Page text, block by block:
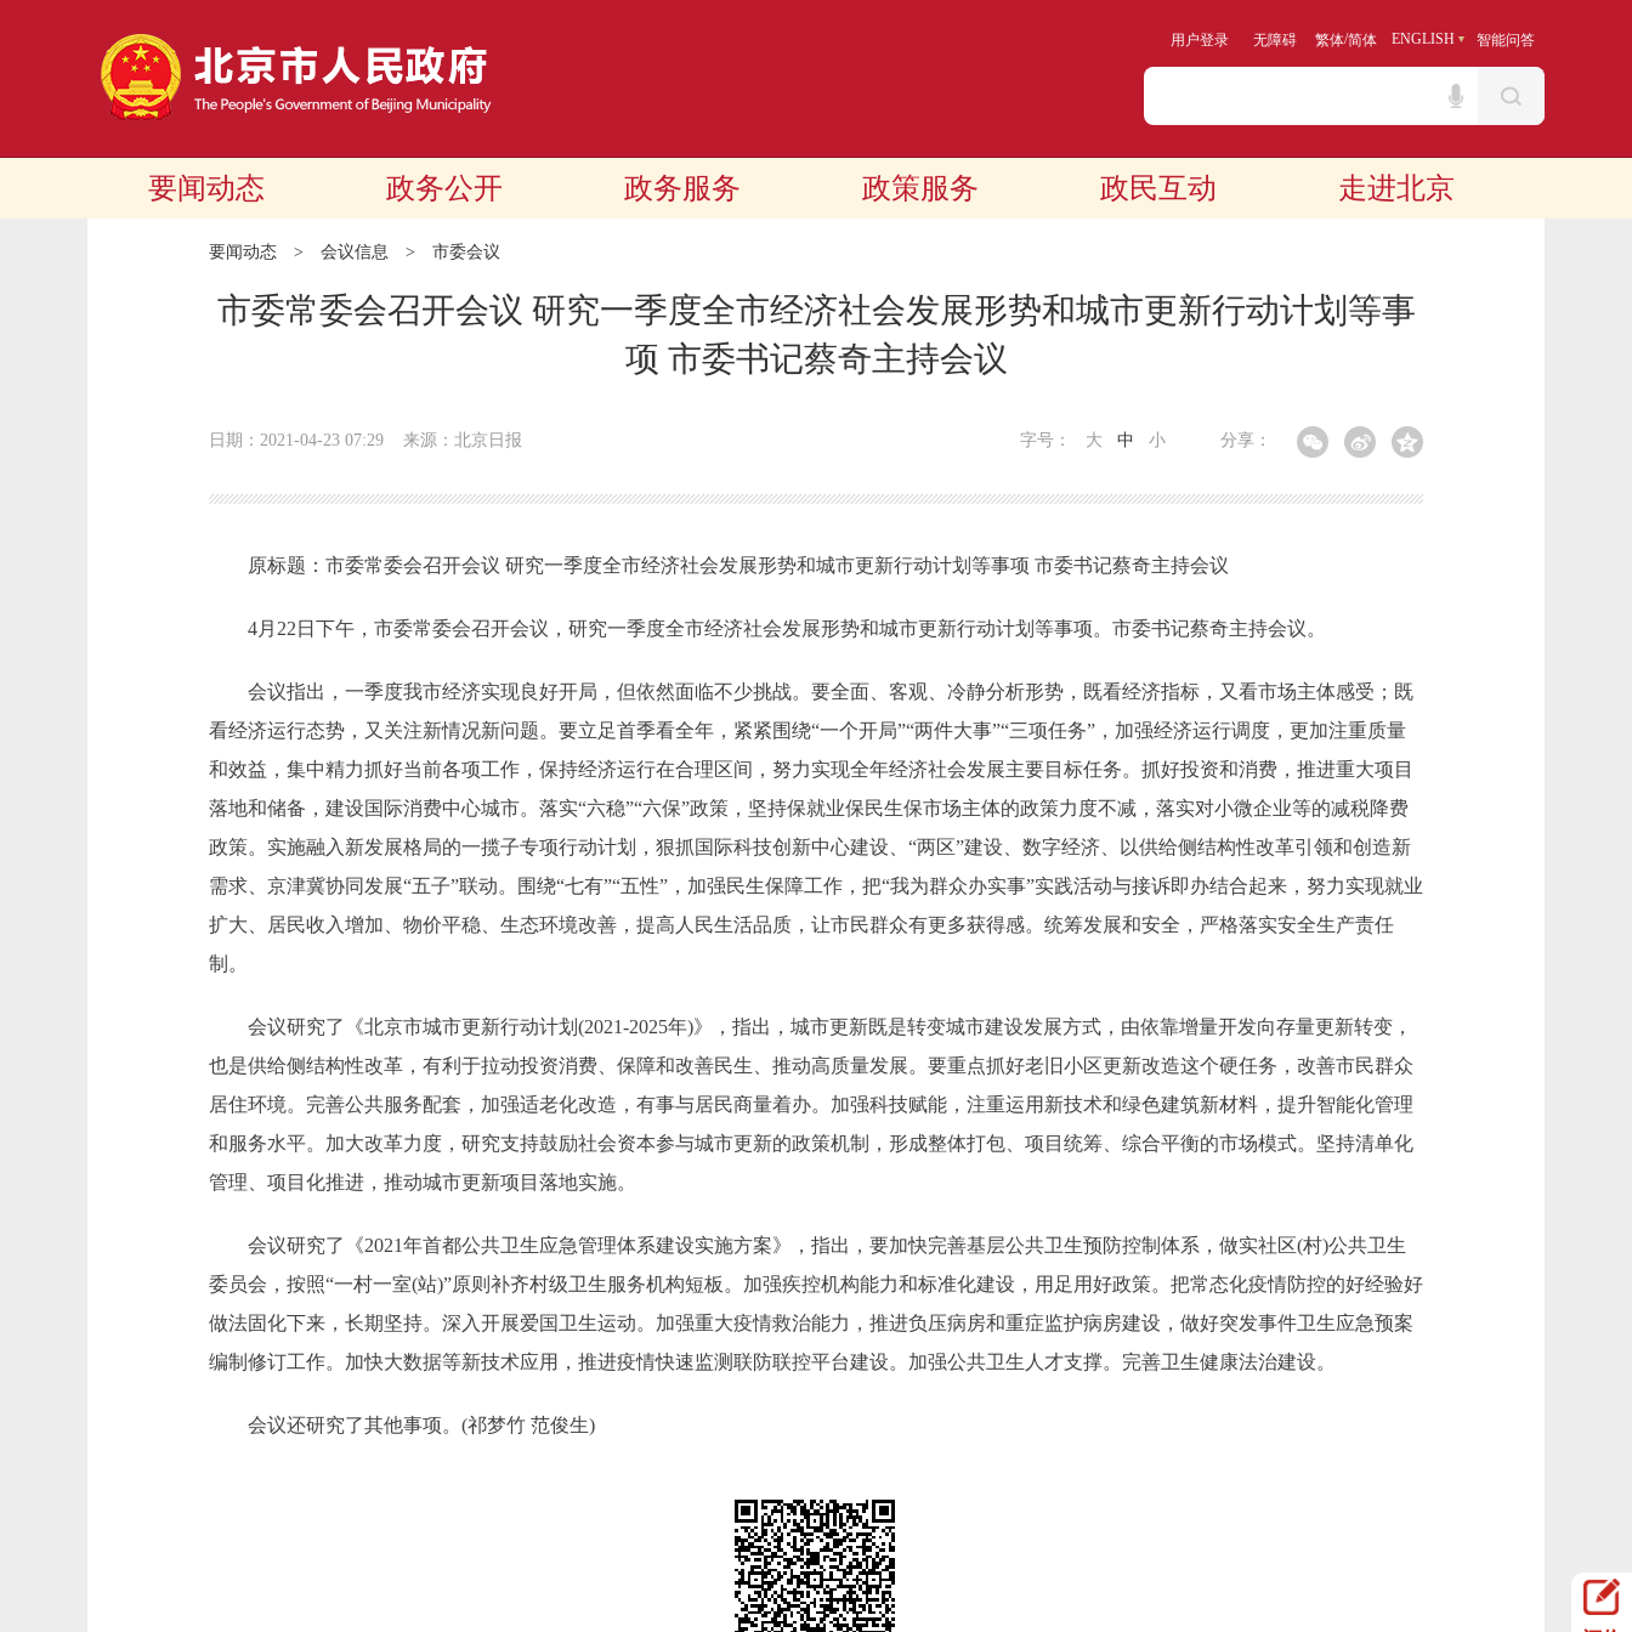
用户登录 无障碍 繁体/简体 ENGLISH 智能问答
要闻动态 政务公开 政务服务 政策服务 政民互动 走进北京
要闻动态 > 会议信息 > 市委会议
市委常委会召开会议 研究一季度全市经济社会发展形势和城市更新行动计划等事
项 市委书记蔡奇主持会议
日期：2021-04-23 07:29 来源：北京日报 分享：
字号： 大 中 小
原标题：市委常委会召开会议 研究一季度全市经济社会发展形势和城市更新行动计划等事项 市委书记蔡奇主持会议
4月22日下午，市委常委会召开会议，研究一季度全市经济社会发展形势和城市更新行动计划等事项。市委书记蔡奇主持会议。
会议指出，一季度我市经济实现良好开局，但依然面临不少挑战。要全面、客观、冷静分析形势，既看经济指标，又看市场主体感受；既
看经济运行态势，又关注新情况新问题。要立足首季看全年，紧紧围绕“一个开局”“两件大事”“三项任务”，加强经济运行调度，更加注重质量
和效益，集中精力抓好当前各项工作，保持经济运行在合理区间，努力实现全年经济社会发展主要目标任务。抓好投资和消费，推进重大项目
落地和储备，建设国际消费中心城市。落实“六稳”“六保”政策，坚持保就业保民生保市场主体的政策力度不减，落实对小微企业等的减税降费
政策。实施融入新发展格局的一揽子专项行动计划，狠抓国际科技创新中心建设、“两区”建设、数字经济、以供给侧结构性改革引领和创造新
需求、京津冀协同发展“五子”联动。围绕“七有”“五性”，加强民生保障工作，把“我为群众办实事”实践活动与接诉即办结合起来，努力实现就业
扩大、居民收入增加、物价平稳、生态环境改善，提高人民生活品质，让市民群众有更多获得感。统筹发展和安全，严格落实安全生产责任
制。
会议研究了《北京市城市更新行动计划(2021-2025年)》，指出，城市更新既是转变城市建设发展方式，由依靠增量开发向存量更新转变，
也是供给侧结构性改革，有利于拉动投资消费、保障和改善民生、推动高质量发展。要重点抓好老旧小区更新改造这个硬任务，改善市民群众
居住环境。完善公共服务配套，加强适老化改造，有事与居民商量着办。加强科技赋能，注重运用新技术和绿色建筑新材料，提升智能化管理
和服务水平。加大改革力度，研究支持鼓励社会资本参与城市更新的政策机制，形成整体打包、项目统筹、综合平衡的市场模式。坚持清单化
管理、项目化推进，推动城市更新项目落地实施。
会议研究了《2021年首都公共卫生应急管理体系建设实施方案》，指出，要加快完善基层公共卫生预防控制体系，做实社区(村)公共卫生
委员会，按照“一村一室(站)”原则补齐村级卫生服务机构短板。加强疾控机构能力和标准化建设，用足用好政策。把常态化疫情防控的好经验好
做法固化下来，长期坚持。深入开展爱国卫生运动。加强重大疫情救治能力，推进负压病房和重症监护病房建设，做好突发事件卫生应急预案
编制修订工作。加快大数据等新技术应用，推进疫情快速监测联防联控平台建设。加强公共卫生人才支撑。完善卫生健康法治建设。
会议还研究了其他事项。(祁梦竹 范俊生)